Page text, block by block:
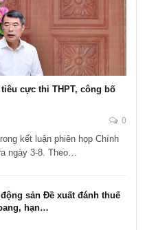
cực thi THPT, công bố
0
kết luận phiên họp Chính
ngày 3-8. Theo…
sản Đề xuất đánh thuế
hạn…